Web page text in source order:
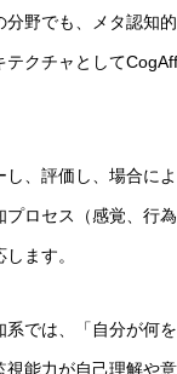
野でも、メタ認知
クチャとして
、評価し、場合に
ロセス（感覚、行
ます。
では、「自分が何
能力が自己理解や